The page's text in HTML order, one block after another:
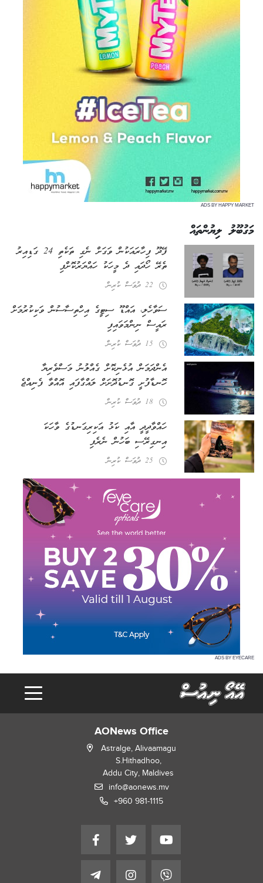
ADS BY HAPPY MARKET
މަގުބޫލު ލިޔުންތައް
ފޭދޫ ފިހާރައަކުން ވަގަށް ނެގި ތަކެތި 24 ގަޑިއިރު
ތެރޭ ހޯދައި ދެ މީހަކު ހައްޔަރުކޮށްފި
22 ދުވަސް ކުރިން
ސަވާހެލި، އައްޑޫ ސިޓީގެ އިހްތިސާސުން ވަކިކުރުމަށް
ރައީސް ނިންމަވައިފި
15 ދުވަސް ކުރިން
އެންދަމަން އުޅެނިކޮށް ގެއްލުނު މަސްވެރިޔާ
ހޮނޑާފުށީ ގޮނޑުދޮށަށް ލައްގާފައި އޮއްވާ ފެނިއްޖެ
18 ދުވަސް ކުރިން
ހައްވާދީދީ އާއި ކަޅު އަކިރިގަނޑުގެ ވާހަކަ
އިނގިރޭސި ބަހުން ނެރެފި
25 ދުވަސް ކުރިން
ADS BY EYECARE
AONews Office
Astralge, Alivaamagu
S.Hithadhoo,
Addu City, Maldives
info@aonews.mv
+960 981-1115